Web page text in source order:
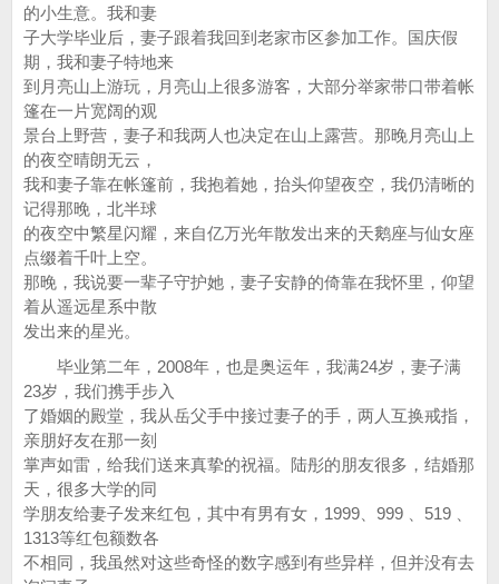
的小生意。我和妻
子大学毕业后，妻子跟着我回到老家市区参加工作。国庆假
期，我和妻子特地来
到月亮山上游玩，月亮山上很多游客，大部分举家带口带着帐
篷在一片宽阔的观
景台上野营，妻子和我两人也决定在山上露营。那晚月亮山上
的夜空晴朗无云，
我和妻子靠在帐篷前，我抱着她，抬头仰望夜空，我仍清晰的
记得那晚，北半球
的夜空中繁星闪耀，来自亿万光年散发出来的天鹅座与仙女座
点缀着千叶上空。
那晚，我说要一辈子守护她，妻子安静的倚靠在我怀里，仰望
着从遥远星系中散
发出来的星光。
毕业第二年，2008年，也是奥运年，我满24岁，妻子满
23岁，我们携手步入
了婚姻的殿堂，我从岳父手中接过妻子的手，两人互换戒指，
亲朋好友在那一刻
掌声如雷，给我们送来真挚的祝福。陆彤的朋友很多，结婚那
天，很多大学的同
学朋友给妻子发来红包，其中有男有女，1999、999 、519 、
1313等红包额数各
不相同，我虽然对这些奇怪的数字感到有些异样，但并没有去